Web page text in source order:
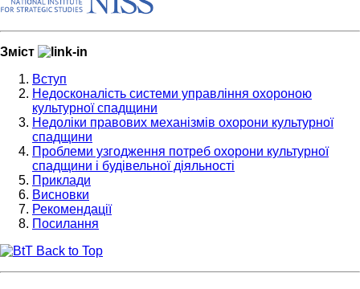
Зміст
Вступ
Недосконалість системи управління охороною
культурної спадщини
Недоліки правових механізмів охорони культурної
спадщини
Проблеми узгодження потреб охорони культурної
спадщини і будівельної діяльності
Приклади
Висновки
Рекомендації
Посилання
Back to Top